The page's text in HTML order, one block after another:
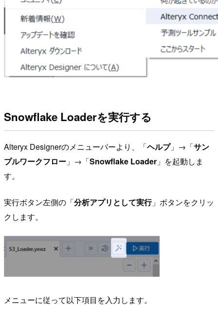
Snowflake Loaderを実行する
Alteryx Designerのメニューバーより、「ヘルプ」→「サン
プルワークフロー 」→「Snowflake Loader 」を起動しま
す。
実行ボタン左側の「分析アプリとして実行」ボタンをクリッ
クします。
メニューに従って以下項目を入力します。